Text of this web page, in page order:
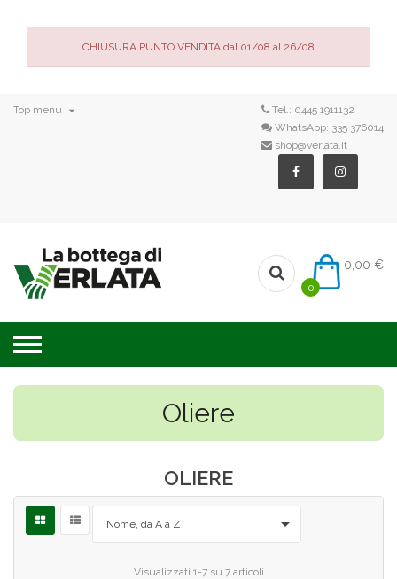
CHIUSURA PUNTO VENDITA dal 01/08 al 26/08
Top menu  Tel.: 0445 1911132
WhatsApp: 335 376014
shop@verlata.it
0,00 €
0
Oliere
OLIERE
Nome, da A a Z 
Visualizzati 1-7 su 7 articoli